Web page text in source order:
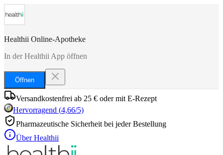
Healthii Online-Apotheke
In der Healthii App öffnen
Öffnen
Versandkostenfrei ab 25 € oder mit E-Rezept
Hervorragend (4,66/5)
Pharmazeutische Sicherheit bei jeder Bestellung
Über Healthii